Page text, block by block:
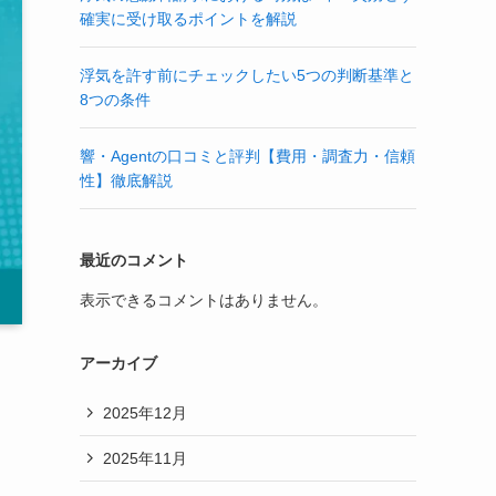
確実に受け取るポイントを解説
浮気を許す前にチェックしたい5つの判断基準と
8つの条件
響・Agentの口コミと評判【費用・調査力・信頼
性】徹底解説
最近のコメント
表示できるコメントはありません。
アーカイブ
2025年12月
2025年11月